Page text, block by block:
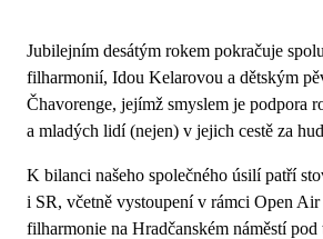
Jubilejním desátým rokem pokračuje
filharmonií, Idou Kelarovou a dětským
Čhavorenge, jejímž smyslem je podpora
a mladých lidí (nejen) v jejich cestě za
K bilanci našeho společného úsilí patří
i SR, včetně vystoupení v rámci Open Air
filharmonie na Hradčanském náměstí